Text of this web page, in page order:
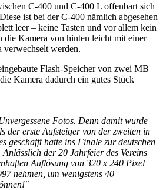
C-400 und C-400 L offenbart sich
ist bei der C-400 nämlich abgesehen
leer – keine Tasten und vor allem kein
Kamera von hinten leicht mit einer
verwechselt werden.
Flash-Speicher von zwei MB
Kamera dadurch ein gutes Stück
Fotos. Denn damit wurde
der erste Aufsteiger von der zweiten in
geschafft hatte ins Finale zur deutschen
der 20 Jahrfeier des Vereins
Auflösung von 320 x 240 Pixel
nehmen, um wenigstens 40